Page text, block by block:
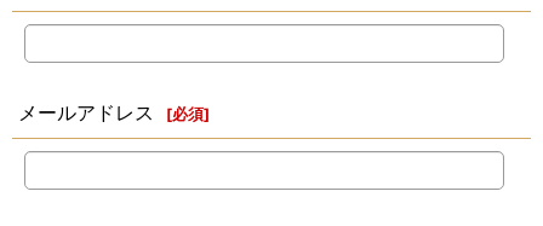
メールアドレス [必須]